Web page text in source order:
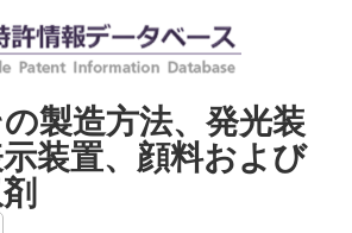
製造方法、発光装
装置、顔料および